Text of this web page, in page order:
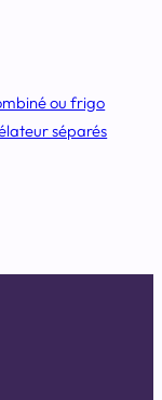
ou frigo
séparés